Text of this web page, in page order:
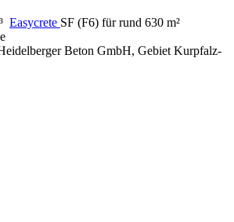
Easycrete SF (F6) für rund 630 m²
Beton GmbH, Gebiet Kurpfalz-